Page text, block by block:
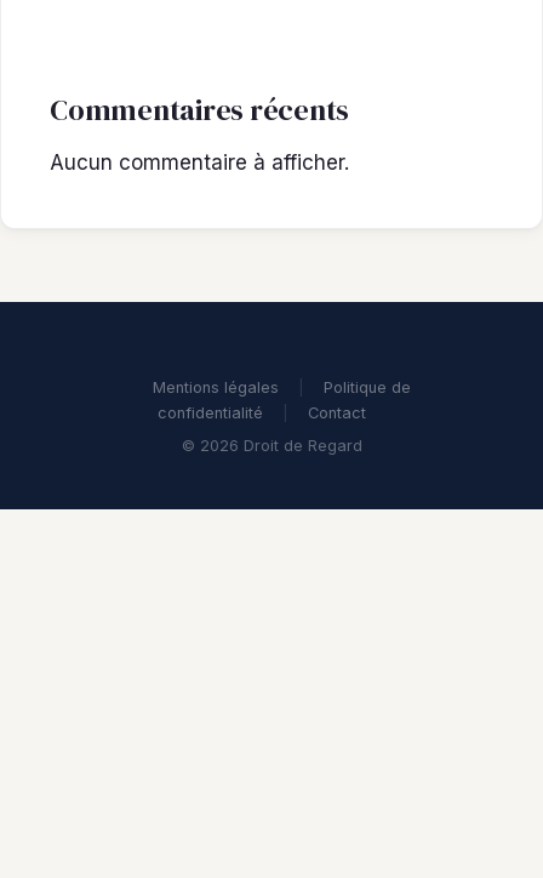
Commentaires récents
Aucun commentaire à afficher.
Mentions légales
Politique de
confidentialité
Contact
© 2026 Droit de Regard